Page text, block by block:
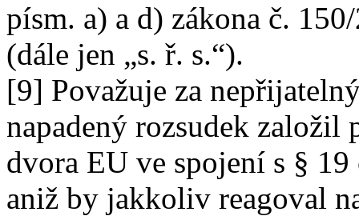
písm. a) a d) zákona č.
(dále jen „s. ř. s.“).
[9] Považuje za
napadený rozsudek založil
dvora EU ve spojení s §
aniž by jakkoliv reagoval